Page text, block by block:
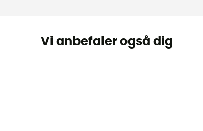
Vi anbefaler også dig